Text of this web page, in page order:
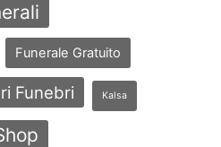
Funerale Gratuito
Funebri Kalsa